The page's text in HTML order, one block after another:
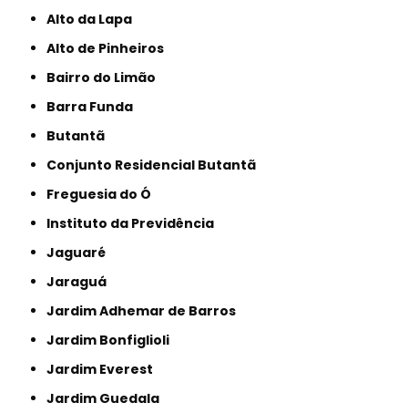
Alto da Lapa
Alto de Pinheiros
Bairro do Limão
Barra Funda
Butantã
Conjunto Residencial Butantã
Freguesia do Ó
Instituto da Previdência
Jaguaré
Jaraguá
Jardim Adhemar de Barros
Jardim Bonfiglioli
Jardim Everest
Jardim Guedala